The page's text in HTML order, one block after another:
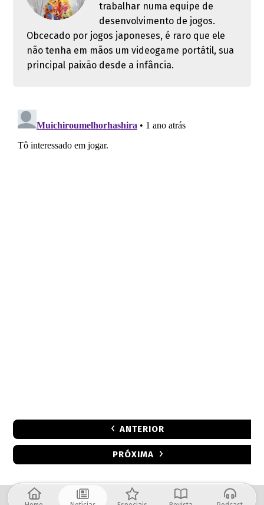
trabalhar numa equipe de
desenvolvimento de jogos.
Obcecado por jogos japoneses, é raro que ele
não tenha em mãos um videogame portátil, sua
principal paixão desde a infância.
ANTERIOR
PRÓXIMA